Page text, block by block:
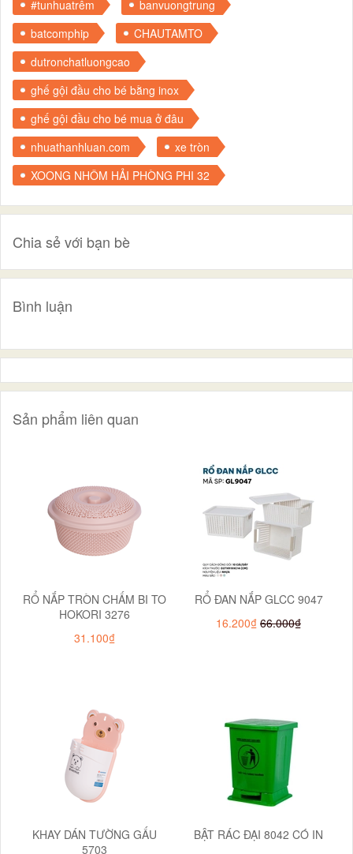
#tunhuatrêm
banvuongtrung
batcomphip
CHAUTAMTO
dutronchatluongcao
ghế gội đầu cho bé bằng inox
ghế gội đầu cho bé mua ở đâu
nhuathanhluan.com
xe tròn
XOONG NHÔM HẢI PHÒNG PHI 32
Chia sẻ với bạn bè
Bình luận
Sản phẩm liên quan
RỔ NẮP TRÒN CHẤM BI TO
HOKORI 3276
31.100₫
RỔ ĐAN NẮP GLCC 9047
16.200₫ 66.000₫
KHAY DÁN TƯỜNG GẤU
5703
BẬT RÁC ĐẠI 8042 CÓ IN